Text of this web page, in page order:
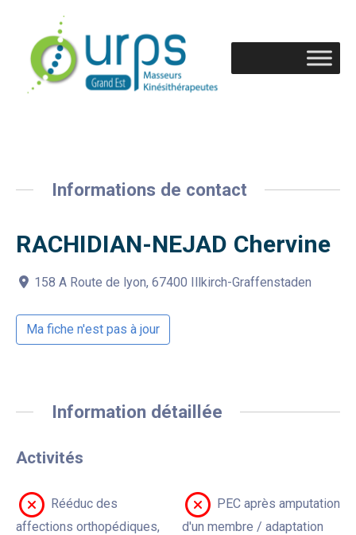
Informations de contact
RACHIDIAN-NEJAD Chervine
158 A Route de lyon, 67400 Illkirch-Graffenstaden
Ma fiche n'est pas à jour
Information détaillée
Activités
Rééduc des
affections orthopédiques,
PEC après amputation
d'un membre / adaptation